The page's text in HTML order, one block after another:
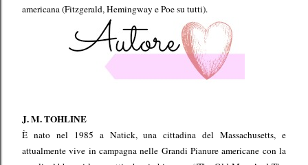
americana (Fitzgerald, Hemingway e Poe su tutti).
J. M. TOHLINE
È nato nel 1985 a Natick, una cittadina del Massachusetts, e
attualmente vive in campagna nelle Grandi Pianure americane con la